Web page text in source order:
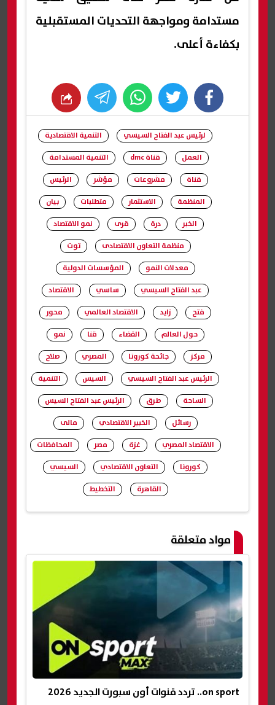
مستدامة ومواجهة التحديات المستقبلية
بكفاءة أعلى.
facebook
twitter
whats
لرئيس عبد الفتاح السيسي
التنمية الاقتصادية
العمل
قناة dmc
التنمية المستدامة
قناة
مشروعات مؤشر
الرئيس
المنظمة
الاستثمار متطلبات
بيان
الخبر
درة قرى
نمو الاقتصاد
منظمة التعاون الاقتصادى
توت
معدلات النمو
المؤسسات الدولية
عبد الفتاح السيسي
ساسي
الاقتصاد
فتح
زايد الاقتصاد العالمي
محور
حول العالم
القضاء قنا
نمو
مركز
جائحة كورونا المصري
صلاح
الرئيس عبد الفتاح السيسي
السيس
التنمية
الساحة
طرق
الرئيس عبد الفتاح السيس
رسائل
الخبير الاقتصادي
مالى
الاقتصاد المصري
غزة مصر
المحافظات
كورونا
التعاون الاقتصادي
السيسي
القاهرة
التخطيط
مواد متعلقة
on sport.. تردد قنوات أون سبورت الجديد 2026